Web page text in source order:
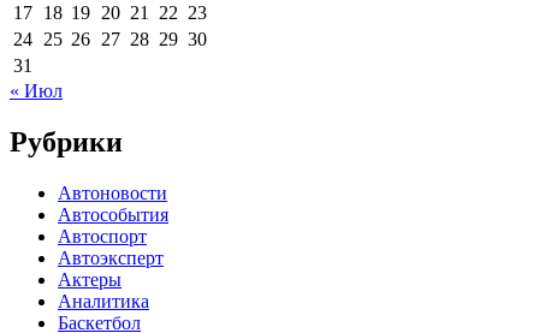
17 18 19 20 21 22 23
24 25 26 27 28 29 30
31
« Июл
Рубрики
Автоновости
Автособытия
Автоспорт
Автоэксперт
Актеры
Аналитика
Баскетбол